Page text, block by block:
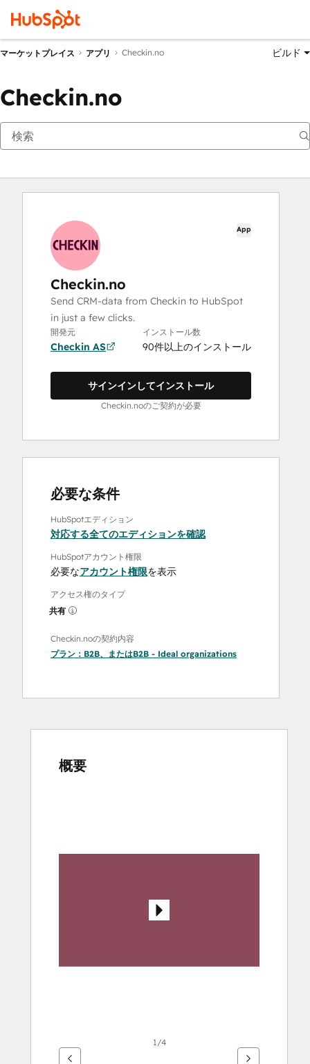
マーケットプレイス アプリ Checkin.no ビルド
Checkin.no
App
Checkin.no
Send CRM-data from Checkin to HubSpot
in just a few clicks.
開発元
Checkin AS
インストール数
90件以上のインストール
サインインしてインストール
Checkin.noのご契約が必要
必要な条件
HubSpotエディション
対応する全てのエディションを確認
HubSpotアカウント権限
必要なアカウント権限を表示
アクセス権のタイプ
共有
Checkin.noの契約内容
プラン： B2B、またはB2B - Ideal organizations
概要
1/4